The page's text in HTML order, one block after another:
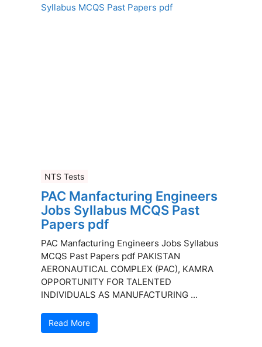
NTS Tests
PAC Manfacturing Engineers
Jobs Syllabus MCQS Past
Papers pdf
PAC Manfacturing Engineers Jobs Syllabus
MCQS Past Papers pdf PAKISTAN
AERONAUTICAL COMPLEX (PAC), KAMRA
OPPORTUNITY FOR TALENTED
INDIVIDUALS AS MANUFACTURING ...
Read More